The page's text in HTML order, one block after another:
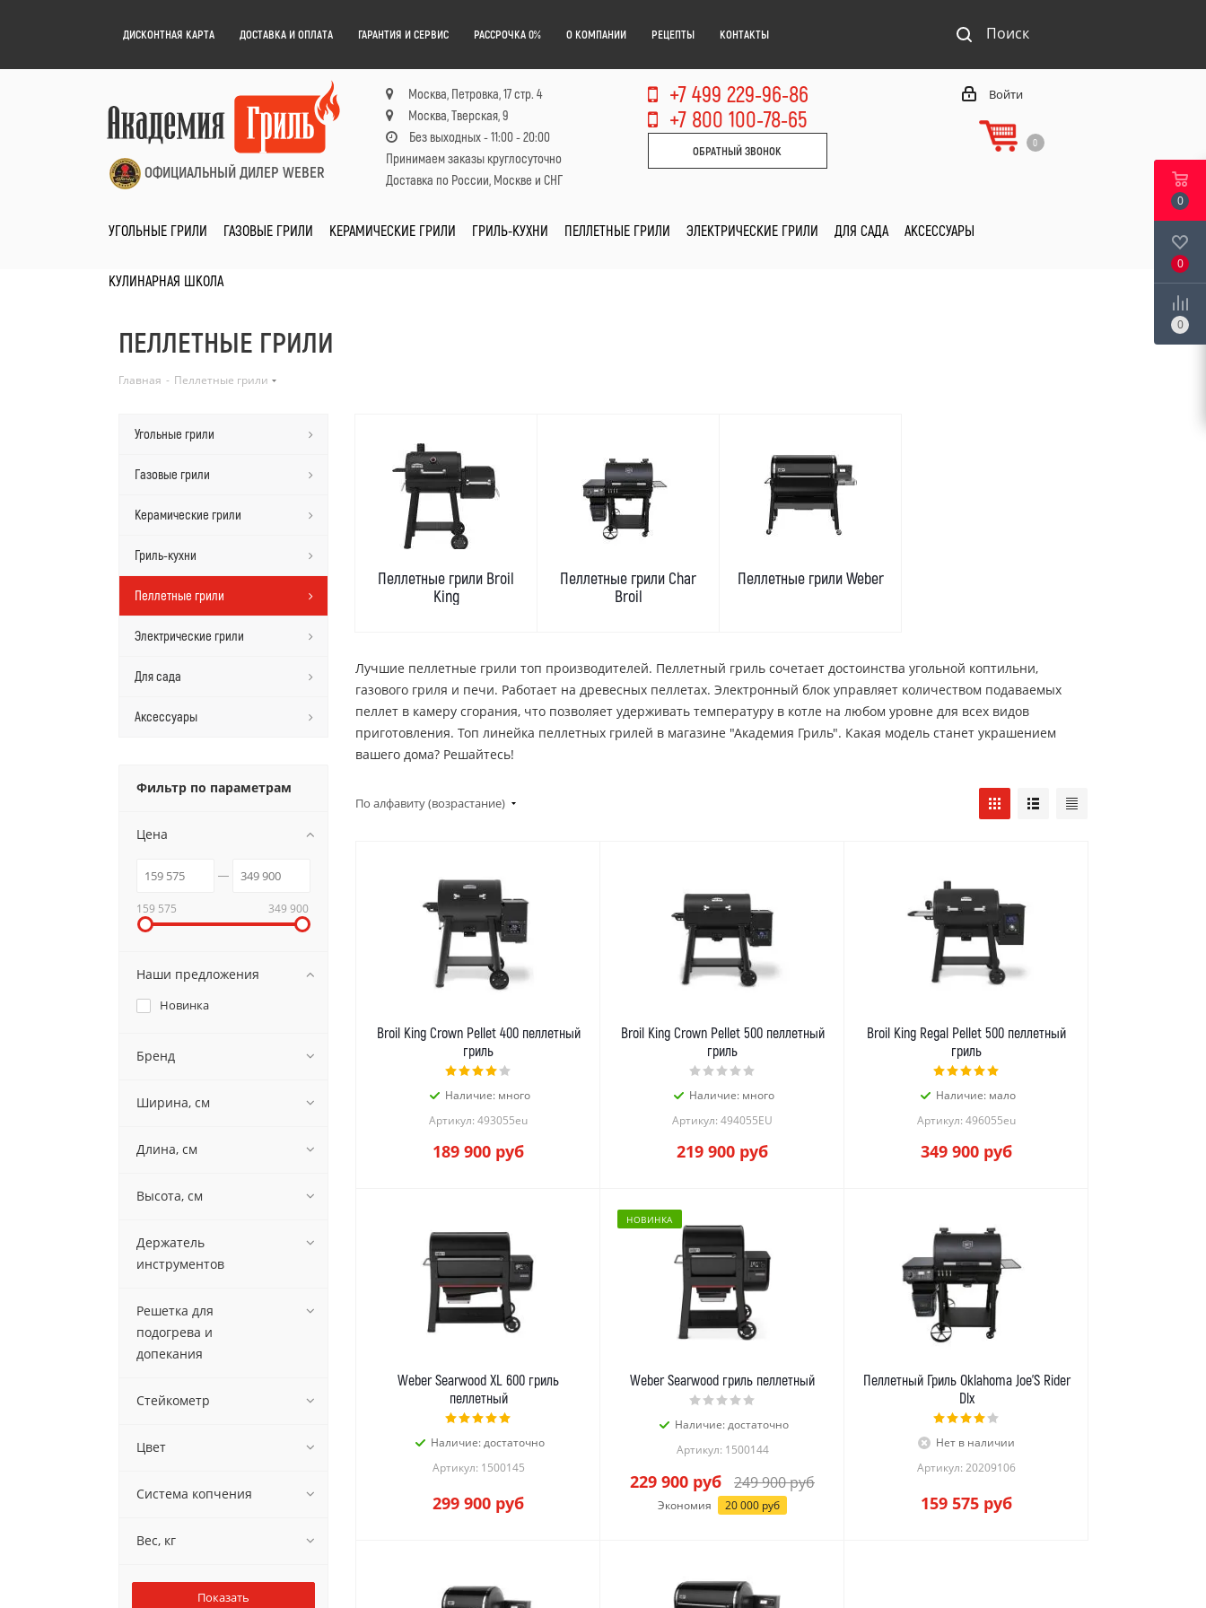
ДИСКОНТНАЯ КАРТА ДОСТАВКА И ОПЛАТА ГАРАНТИЯ И СЕРВИС РАССРОЧКА 0% О КОМПАНИИ РЕЦЕПТЫ КОНТАКТЫ Поиск
ОФИЦИАЛЬНЫЙ ДИЛЕР WEBER
Москва, Петровка, 17 стр. 4
Москва, Тверская, 9
Без выходных - 11:00 - 20:00
Принимаем заказы круглосуточно
Доставка по России, Москве и СНГ
+7 499 229-96-86
+7 800 100-78-65
ОБРАТНЫЙ ЗВОНОК
Войти
0
УГОЛЬНЫЕ ГРИЛИ ГАЗОВЫЕ ГРИЛИ КЕРАМИЧЕСКИЕ ГРИЛИ ГРИЛЬ-КУХНИ ПЕЛЛЕТНЫЕ ГРИЛИ ЭЛЕКТРИЧЕСКИЕ ГРИЛИ ДЛЯ САДА АКСЕССУАРЫ
КУЛИНАРНАЯ ШКОЛА
ПЕЛЛЕТНЫЕ ГРИЛИ
Главная - Пеллетные грили
Пеллетные грили Broil
King
Пеллетные грили Char
Broil
Пеллетные грили Weber
Лучшие пеллетные грили топ производителей. Пеллетный гриль сочетает достоинства угольной коптильни,
газового гриля и печи. Работает на древесных пеллетах. Электронный блок управляет количеством подаваемых
пеллет в камеру сгорания, что позволяет удерживать температуру в котле на любом уровне для всех видов
приготовления. Топ линейка пеллетных грилей в магазине "Академия Гриль". Какая модель станет украшением
вашего дома? Решайтесь!
По алфавиту (возрастание)
Broil King Crown Pellet 400 пеллетный
гриль
Наличие: много
Артикул: 493055eu
189 900 руб
Broil King Crown Pellet 500 пеллетный
гриль
Наличие: много
Артикул: 494055EU
219 900 руб
Broil King Regal Pellet 500 пеллетный
гриль
Наличие: мало
Артикул: 496055eu
349 900 руб
Weber Searwood XL 600 гриль
пеллетный
Наличие: достаточно
Артикул: 1500145
299 900 руб
НОВИНКА
Weber Searwood гриль пеллетный
Наличие: достаточно
Артикул: 1500144
229 900 руб 249 900руб
Экономия 20 000 руб
Пеллетный Гриль Oklahoma Joe’S Rider
Dlx
Нет в наличии
Артикул: 20209106
159 575 руб
Угольные грили
Газовые грили
Керамические грили
Гриль-кухни
Пеллетные грили
Электрические грили
Для сада
Аксессуары
Фильтр по параметрам
Цена
159 575 349 900
Наши предложения
Новинка
Бренд
Ширина, см
Длина, см
Высота, см
Держатель
инструментов
Решетка для
подогрева и
допекания
Стейкометр
Цвет
Система копчения
Вес, кг
0
0
0